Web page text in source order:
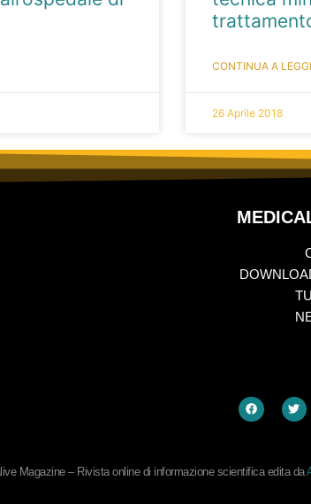
CONTINUA A
26 Aprile 2018
Magazine – Rivista online di informazione scientifica edita da